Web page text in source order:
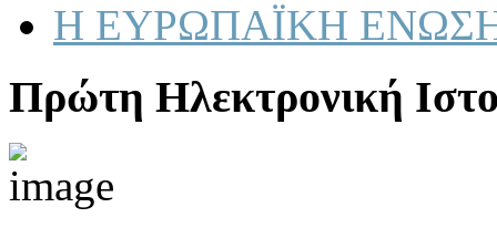
Η ΕΥΡΩΠΑΪΚΗ
Πρώτη Ηλεκτρονική